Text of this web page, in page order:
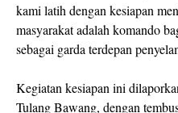
kami latih dengan kesiapan
masyarakat adalah komando
sebagai garda terdepan
Kegiatan kesiapan ini
Tulang Bawang, dengan